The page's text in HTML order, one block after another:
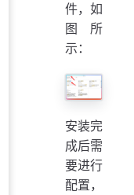
件，如
图所
示：
安装完
成后需
要进行
配置，